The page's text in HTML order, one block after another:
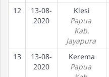
12
13-08-
2020
Klesi
Papua
Kab.
Jayapura
13
13-08-
2020
Kerema
Papua